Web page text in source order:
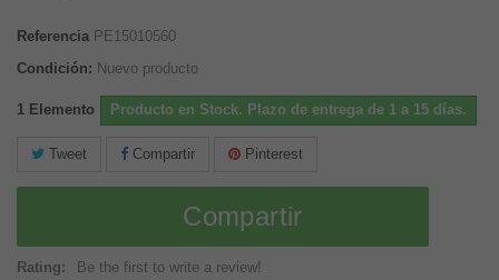
Referencia PE15010560
Condición: Nuevo producto
1 Elemento Producto en Stock. Plazo de entrega de 1 a 15 días.
Tweet Compartir Pinterest
Compartir
Rating:
Be the first to write a review!